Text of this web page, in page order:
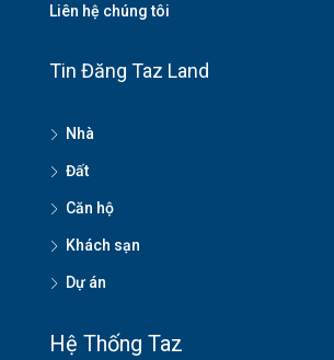
Liên hệ chúng tôi
Tin Đăng Taz Land
Nhà
Đất
Căn hộ
Khách sạn
Dự án
Hệ Thống Taz